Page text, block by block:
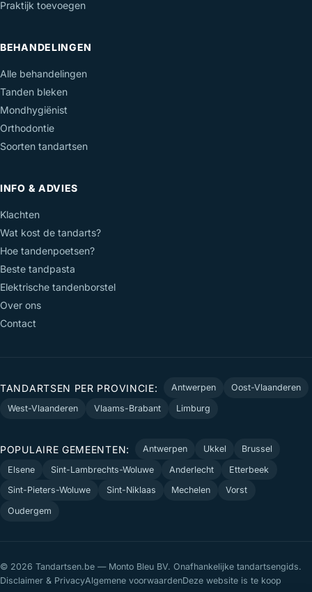
Praktijk toevoegen
BEHANDELINGEN
Alle behandelingen
Tanden bleken
Mondhygiënist
Orthodontie
Soorten tandartsen
INFO & ADVIES
Klachten
Wat kost de tandarts?
Hoe tandenpoetsen?
Beste tandpasta
Elektrische tandenborstel
Over ons
Contact
TANDARTSEN PER PROVINCIE: Antwerpen
Oost-Vlaanderen
West-Vlaanderen
Vlaams-Brabant Limburg
POPULAIRE GEMEENTEN: Antwerpen Ukkel
Brussel
Elsene
Sint-Lambrechts-Woluwe Anderlecht
Etterbeek
Sint-Pieters-Woluwe
Sint-Niklaas Mechelen
Vorst
Oudergem
© 2026 Tandartsen.be — Monto Bleu BV. Onafhankelijke tandartsengids.
Disclaimer & PrivacyAlgemene voorwaardenDeze website is te koop